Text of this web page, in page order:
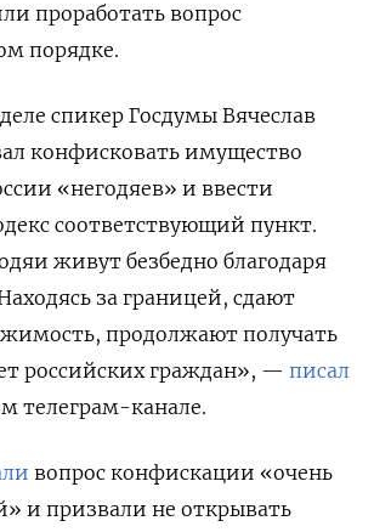
проработать вопрос
порядке.
спикер Госдумы Вячеслав
конфисковать имущество
«негодяев» и ввести
соответствующий пункт.
живут безбедно благодаря
за границей, сдают
продолжают получать
российских граждан», — писал
телеграм-канале.
вопрос конфискации «очень
и призвали не открывать